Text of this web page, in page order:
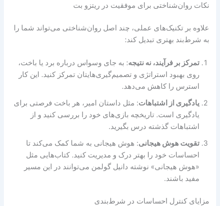
نکات روان‌شناختی برای موفقیت در ریتزو بت
علاوه بر تکنیک‌های عملی، چند اصل روان‌شناختی می‌تواند شما را
به شرط‌بند بهتری تبدیل کند:
تمرکز بر فرآیند، نه نتیجه: به جای وسواس درباره برد یا باخت،
روی بهبود استراتژی و تصمیم‌گیری‌هایتان تمرکز کنید. این کار
استرس را کاهش می‌دهد.
یادگیری از اشتباهات: مثل داستان امیر، هر باخت فرصتی برای
یادگیری است. تاریخچه بازی‌های خود را بررسی کنید و از
اشتباهات گذشته درس بگیرید.
تقویت هوش هیجانی: هوش هیجانی به شما کمک می‌کند تا
احساسات خود را بهتر درک و مدیریت کنید. کتاب‌هایی مثل
«هوش هیجانی» نوشته دانیل گولمن می‌توانند در این مسیر
مفید باشند.
مزایای کنترل احساسات در شرط‌بندی